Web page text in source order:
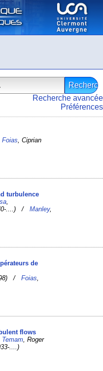
Recherche avancée
Préférences
Foias , Ciprian
turbulence
....) /Manley,
de
/Foias
flows
Temam , Roger
....)